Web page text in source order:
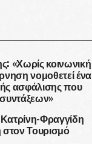
«Χωρίς κοινωνική
νομοθετεί ένα
ασφάλισης που
Φραγγίδη
στον Τουρισμό